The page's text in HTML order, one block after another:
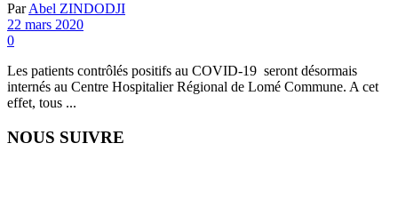
Par Abel ZINDODJI
22 mars 2020
0
Les patients contrôlés positifs au COVID-19 seront désormais
internés au Centre Hospitalier Régional de Lomé Commune. A cet
effet, tous ...
NOUS SUIVRE